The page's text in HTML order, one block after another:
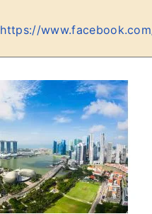
https://